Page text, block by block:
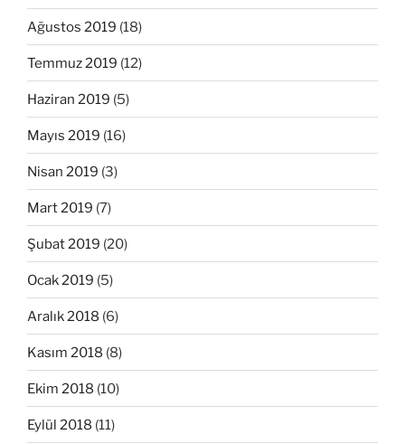
Ağustos 2019 (18)
Temmuz 2019 (12)
Haziran 2019 (5)
Mayıs 2019 (16)
Nisan 2019 (3)
Mart 2019 (7)
Şubat 2019 (20)
Ocak 2019 (5)
Aralık 2018 (6)
Kasım 2018 (8)
Ekim 2018 (10)
Eylül 2018 (11)